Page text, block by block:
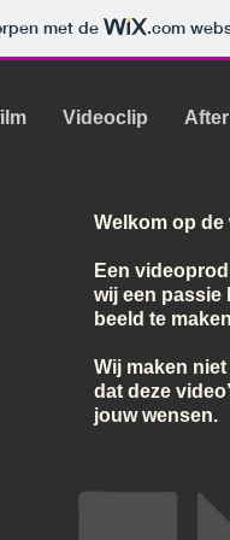
met de .com
Videoclip
Welkom op de
Een
wij een passie
beeld te
Wij maken
dat deze
jouw wensen.